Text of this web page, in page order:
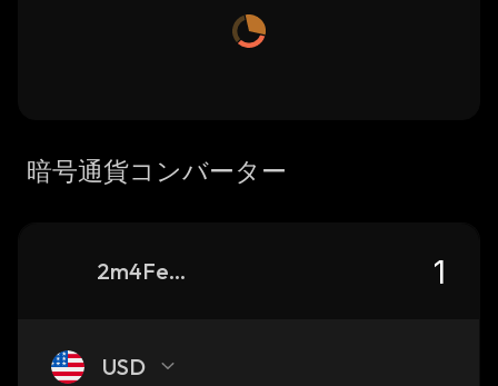
暗号通貨コンバーター
2m4FedbsePhKKb2AQKTGmvLDvd4QvfzTYbLvoXUkCXFA_solana
USD